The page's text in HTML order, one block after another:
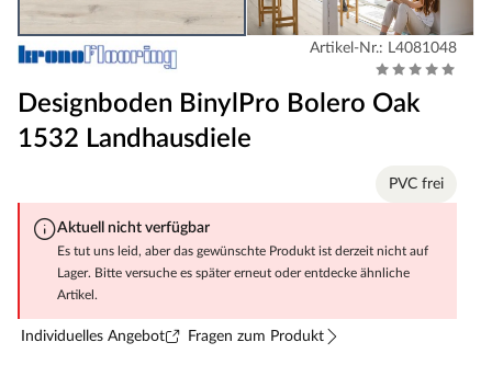
Artikel-Nr.: L4081048
Designboden BinylPro Bolero Oak
1532 Landhausdiele
PVC frei
Aktuell nicht verfügbar
Es tut uns leid, aber das gewünschte Produkt ist derzeit nicht auf
Lager. Bitte versuche es später erneut oder entdecke ähnliche
Artikel.
Individuelles Angebot Fragen zum Produkt